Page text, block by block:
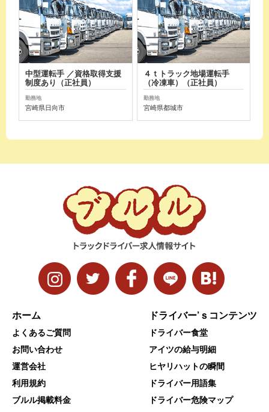
中型運転手 ／資格取得支援
制度あり（正社員）
勤務地
宮崎県日向市
４ｔトラック地場運転手
（冷凍車）（正社員）
勤務地
宮崎県都城市
ホーム
よくあるご質問
お問い合わせ
運営会社
利用規約
ブルル掲載料金
ドライバー’ｓコンテンツ
ドライバー食堂
アイツの給与明細
ヒヤリハットの瞬間
ドライバー用語集
ドライバー危険マップ